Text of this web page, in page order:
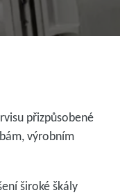
přizpůsobené
výrobním
široké škály